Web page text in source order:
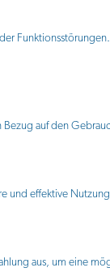
auf den
und effektive
aus, um eine